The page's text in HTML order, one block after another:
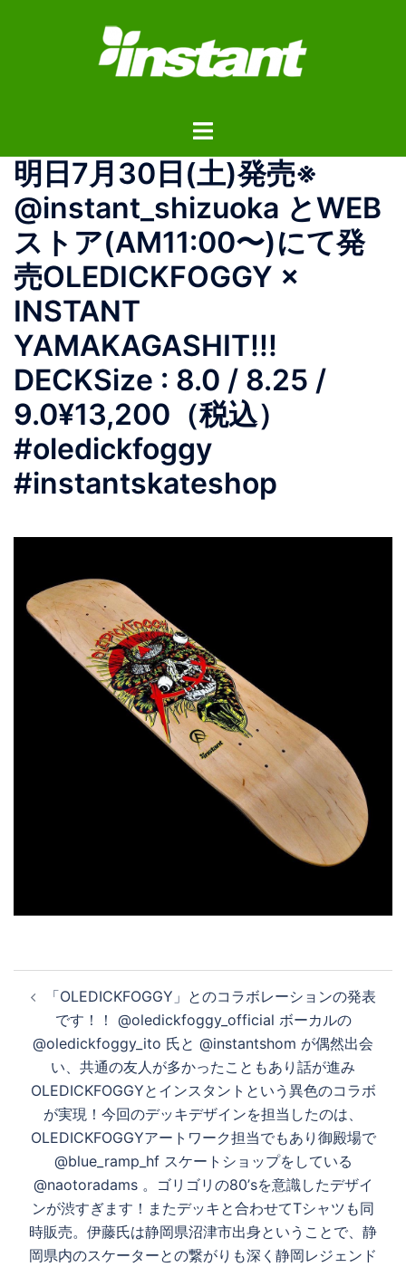
ス
ト
ル
メ
ニ
ュ
ー
明日7月30日(土)発売※
@instant_shizuoka とWEB
ストア(AM11:00〜)にて発
売OLEDICKFOGGY ×
INSTANT
YAMAKAGASHIT!!!
DECKSize : 8.0 / 8.25 /
9.0¥13,200（税込）
#oledickfoggy
#instantskateshop
稿
ビ
ゲ
シ
ン
「OLEDICKFOGGY」とのコラボレーションの発表
です！！ @oledickfoggy_official ボーカルの
@oledickfoggy_ito 氏と @instantshom が偶然出会
い、共通の友人が多かったこともあり話が進み
OLEDICKFOGGYとインスタントという異色のコラボ
が実現！今回のデッキデザインを担当したのは、
OLEDICKFOGGYアートワーク担当でもあり御殿場で
@blue_ramp_hf スケートショップをしている
@naotoradams 。ゴリゴリの80’sを意識したデザイ
ンが渋すぎます！またデッキと合わせてTシャツも同
時販売。伊藤氏は静岡県沼津市出身ということで、静
岡県内のスケーターとの繋がりも深く静岡レジェンド